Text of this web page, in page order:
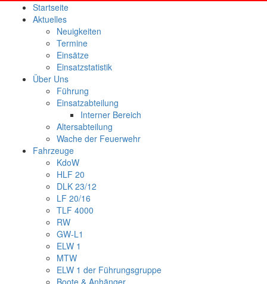
Startseite
Aktuelles
Neuigkeiten
Termine
Einsätze
Einsatzstatistik
Über Uns
Führung
Einsatzabteilung
Interner Bereich
Altersabteilung
Wache der Feuerwehr
Fahrzeuge
KdoW
HLF 20
DLK 23/12
LF 20/16
TLF 4000
RW
GW-L1
ELW 1
MTW
ELW 1 der Führungsgruppe
Boote & Anhänger